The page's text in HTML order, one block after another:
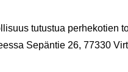
tu­tus­tua per­he­ko­tien
Se­pän­tie 26, 77330